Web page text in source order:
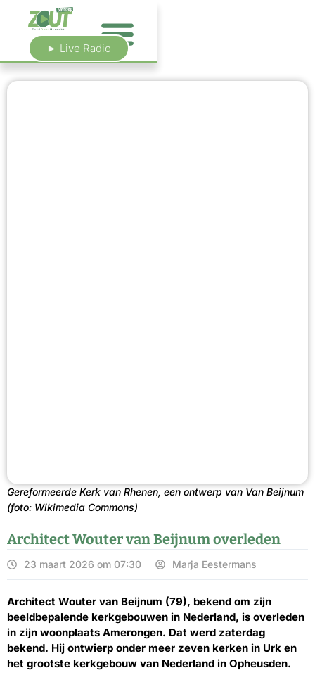
► Live Radio
Gereformeerde Kerk van Rhenen, een ontwerp van Van Beijnum
(foto: Wikimedia Commons)
Architect Wouter van Beijnum overleden
23 maart 2026 om 07:30 Marja Eestermans
Architect Wouter van Beijnum (79), bekend om zijn
beeldbepalende kerkgebouwen in Nederland, is overleden
in zijn woonplaats Amerongen. Dat werd zaterdag
bekend. Hij ontwierp onder meer zeven kerken in Urk en
het grootste kerkgebouw van Nederland in Opheusden.